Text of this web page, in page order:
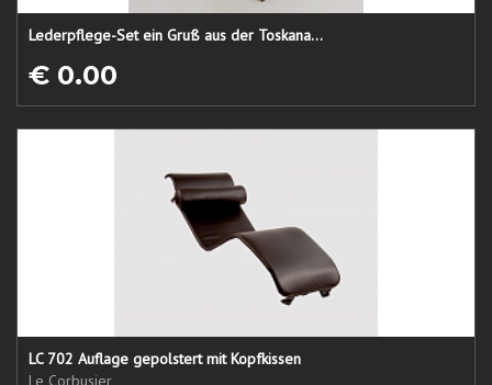
Lederpflege-Set ein Gruß aus der Toskana...
€ 0.00
LC 702 Auflage gepolstert mit Kopfkissen
Le Corbusier